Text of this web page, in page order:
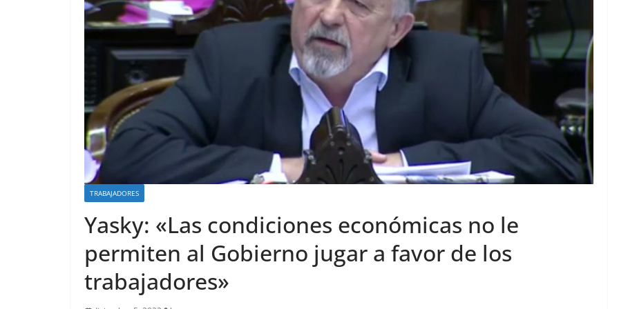
TRABAJADORES
Yasky: «Las condiciones económicas no le
permiten al Gobierno jugar a favor de los
trabajadores»